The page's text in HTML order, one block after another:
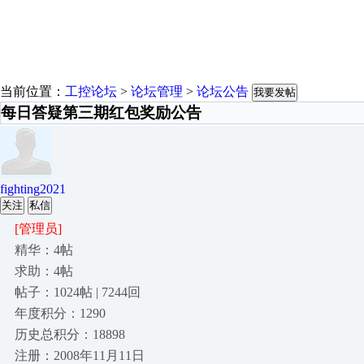
当前位置： 工控论坛 > 论坛管理 > 论坛公告 我要发帖
每日答疑第三期红包奖励公告
fighting2021
关注 私信
[管理员]
精华：4帖
求助：4帖
帖子：1024帖 | 7244回
年度积分：1290
历史总积分：18898
注册：2008年11月11日